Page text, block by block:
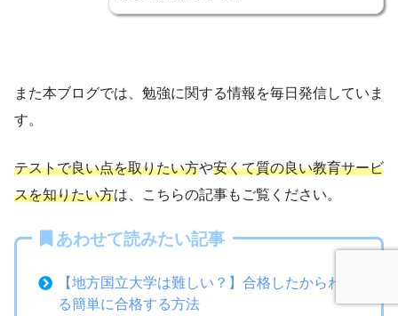
また本ブログでは、勉強に関する情報を毎日発信していま
す。
テストで良い点を取りたい方や安くて質の良い教育サービ
スを知りたい方は、こちらの記事もご覧ください。
あわせて読みたい記事
【地方国立大学は難しい？】合格したからわか
る簡単に合格する方法